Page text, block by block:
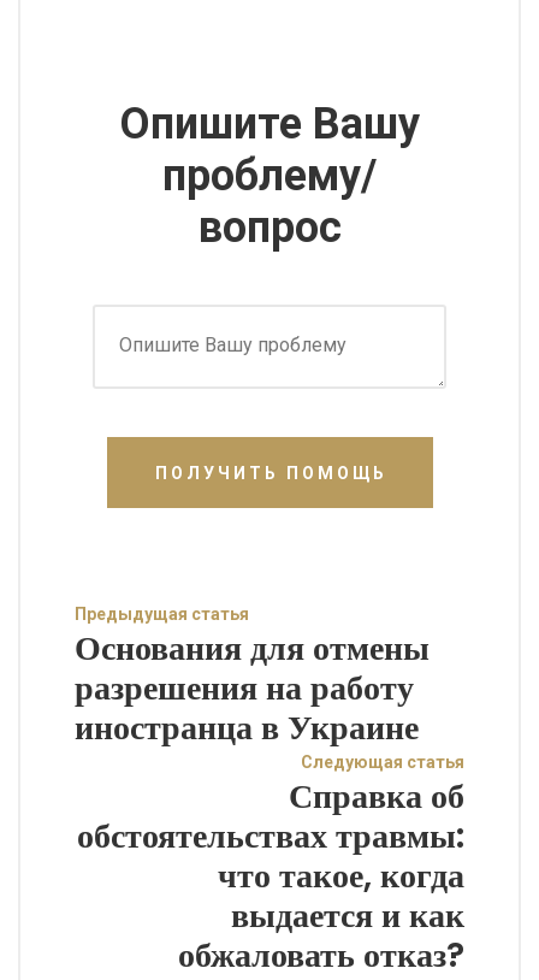
Опишите Вашу
проблему/
вопрос
ПОЛУЧИТЬ ПОМОЩЬ
Предыдущая статья
Основания для отмены
разрешения на работу
иностранца в Украине
Следующая статья
Справка об
обстоятельствах травмы:
что такое, когда
выдается и как
обжаловать отказ?